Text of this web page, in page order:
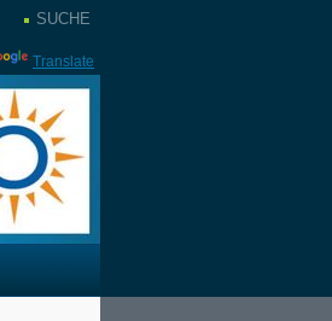
SUCHE
Translate